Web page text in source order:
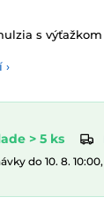
s
›
> 5 ks
do 10. 8.